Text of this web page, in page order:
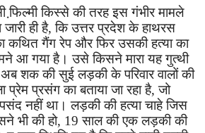
फि़ल्मी किस्से की तरह इस गंभीर मामले
ही है,कि उत्तर प्रदेश के हाथरस
कथित गैंग रेप और फिर उसकी हत्या का
आ गया है। उसे किसने मारा यह गुत्थी
शक की सुई लड़की के परिवार वालों की
प्रसंग का बताया जा रहा है,जो
नहीं था। लड़की की हत्या चाहे जिस
भी की हो, 19 साल की एक लड़की की